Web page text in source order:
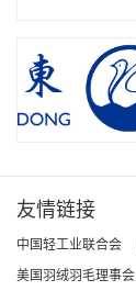
友情链接
中国轻工业联合会
美国羽绒羽毛理事会